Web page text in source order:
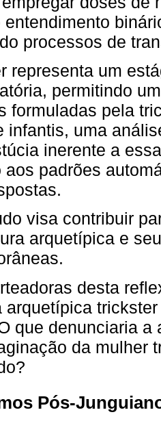
entendimento
processos de
representa um
permitindo
formuladas pela
infantis, uma
inerente a
aos padrões
visa contribuir
arquetípica e
desta
arquetípica
que denunciaria
da mulher
Pós-